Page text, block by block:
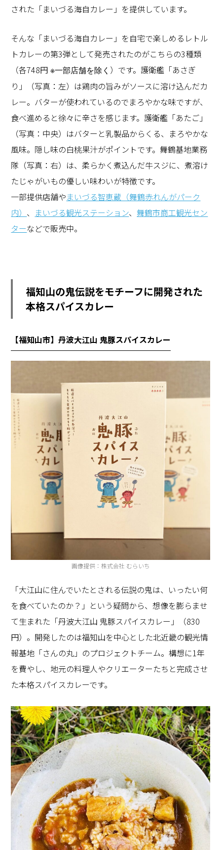
された「まいづる海自カレー」を提供しています。
そんな「まいづる海自カレー」を自宅で楽しめるレトル
トカレーの第3弾として発売されたのがこちらの3種類
（各748円 ※一部店舗を除く ）です。護衛艦「あさぎ
り」（写真：左）は鶏肉の旨みがソースに溶け込んだカ
レー。バターが使われているのでまろやかな味ですが、
食べ進めると徐々に辛さを感じます。護衛艦「あたご」
（写真：中央）はバターと乳製品からくる、まろやかな
風味。隠し味の白桃果汁がポイントです。舞鶴基地業務
隊（写真：右）は、柔らかく煮込んだ牛スジに、煮溶け
たじゃがいもの優しい味わいが特徴です。
一部提供店舗やまいづる智恵蔵（舞鶴赤れんがパーク
内） 、 まいづる観光ステーション、舞鶴市商工観光セン
ターなどで販売中。
福知山の鬼伝説をモチーフに開発された
本格スパイスカレー
【福知山市】丹波大江山 鬼豚スパイスカレー
画像提供：株式会社 むらいち
「大江山に住んでいたとされる伝説の鬼は、いったい何
を食べていたのか？」という疑問から、想像を膨らませ
て生まれた「丹波大江山 鬼豚スパイスカレー」（830
円）。開発したのは福知山を中心とした北近畿の観光情
報基地「さんの丸」のプロジェクトチーム。構想に1年
を費やし、地元の料理人やクリエーターたちと完成させ
た本格スパイスカレーです。